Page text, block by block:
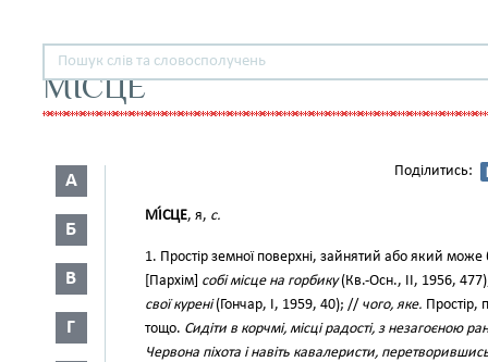
МІСЦЕ
А
Б
В
Г
Поділитись:
МІ́СЦЕ, я, с.
1. Простір земної поверхні, зайнятий або який
[Пархім] собі місце на горбику(Кв.-Осн., II, 1956,
свої курені(Гончар, І, 1959, 40); // чого, яке. Простір,
тощо. Сидіти в корчмі, місці радості, з незагоєною
Червона піхота і навіть кавалеристи,